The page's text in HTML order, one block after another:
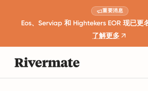
重要消息
Eos、Serviap 和 Hightekers EOR 现已更
了解更多